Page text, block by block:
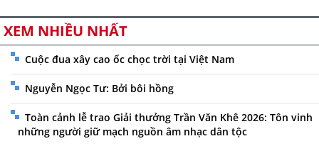
XEM NHIỀU NHẤT
Cuộc đua xây cao ốc chọc trời tại Việt Nam
Nguyễn Ngọc Tư: Bởi bôi hồng
Toàn cảnh lễ trao Giải thưởng Trần Văn Khê 2026: Tôn vinh
những người giữ mạch nguồn âm nhạc dân tộc